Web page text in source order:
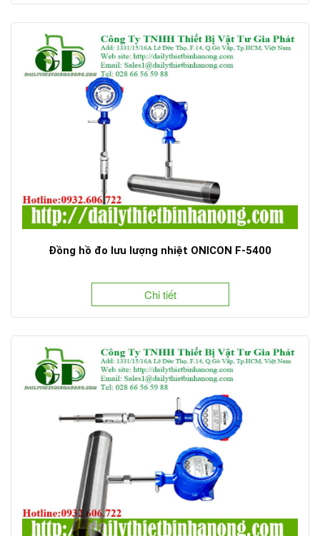
Đồng hồ đo lưu lượng nhiệt ONICON F-5400
Chi tiết